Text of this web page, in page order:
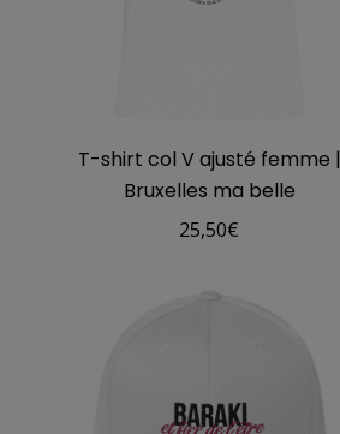
T-shirt col V ajusté femme |
Bruxelles ma belle
25,50€